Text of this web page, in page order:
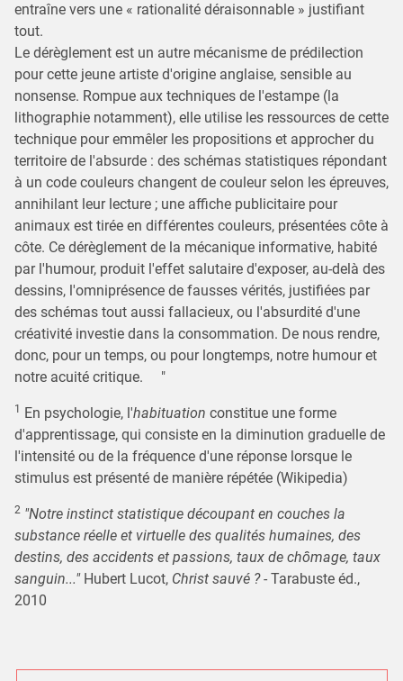
entraîne vers une « rationalité déraisonnable » justifiant
tout.
Le dérèglement est un autre mécanisme de prédilection
pour cette jeune artiste d'origine anglaise, sensible au
nonsense. Rompue aux techniques de l'estampe (la
lithographie notamment), elle utilise les ressources de cette
technique pour emmêler les propositions et approcher du
territoire de l'absurde : des schémas statistiques répondant
à un code couleurs changent de couleur selon les épreuves,
annihilant leur lecture ; une affiche publicitaire pour
animaux est tirée en différentes couleurs, présentées côte à
côte. Ce dérèglement de la mécanique informative, habité
par l'humour, produit l'effet salutaire d'exposer, au-delà des
dessins, l'omniprésence de fausses vérités, justifiées par
des schémas tout aussi fallacieux, ou l'absurdité d'une
créativité investie dans la consommation. De nous rendre,
donc, pour un temps, ou pour longtemps, notre humour et
notre acuité critique. "
1 En psychologie, l'habituation constitue une forme
d'apprentissage, qui consiste en la diminution graduelle de
l'intensité ou de la fréquence d'une réponse lorsque le
stimulus est présenté de manière répétée (Wikipedia)
2 "Notre instinct statistique découpant en couches la
substance réelle et virtuelle des qualités humaines, des
destins, des accidents et passions, taux de chômage, taux
sanguin..."Hubert Lucot, Christ sauvé ?- Tarabuste éd.,
2010